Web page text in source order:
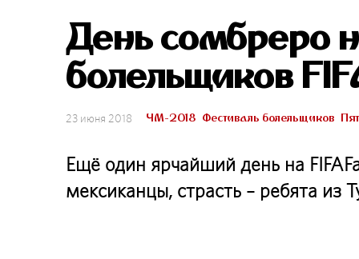
День сомбреро
болельщиков
23 июня 2018 ЧМ-2018 Фестиваль болельщиков
Ещё один ярчайший день на
мексиканцы, страсть – ребята из